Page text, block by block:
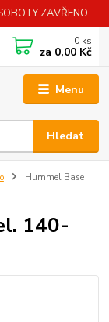
ZAVŘENO.
Menu
Hledat
0 ks
za 0,00 Kč
Hummel Base
140-